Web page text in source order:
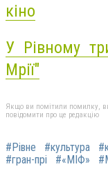
кіно
У Рівному
Мрії"
Якщо ви помітили помилку,
повідомити про це редакцію
#Рівне #культура
#гран-прі
#«МІФ»